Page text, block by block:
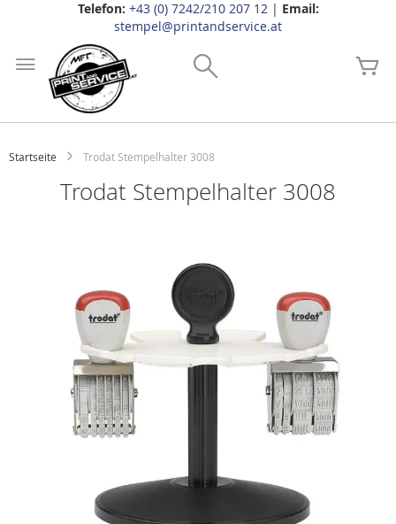
Telefon: +43 (0) 7242/210 207 12| Email:
stempel@printandservice.at
Inhalt
springen
Startseite Trodat Stempelhalter 3008
Trodat Stempelhalter 3008